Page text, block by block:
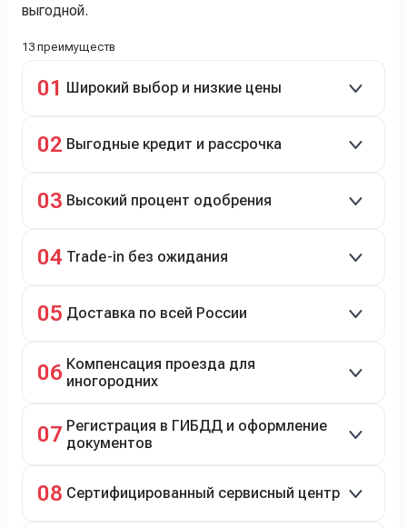
выгодной.
13 преимуществ
01 Широкий выбор и низкие цены
подержанные авто.
02 Выгодные кредит и рассрочка
рассрочка 0% на 2 года при первом взносе 35–50%.
03 Высокий процент одобрения
04 Trade-in без ожидания
05 Доставка по всей России
06 Компенсация проезда для
иногородних
07 Регистрация в ГИБДД и оформление
документов
08 Сертифицированный сервисный центр